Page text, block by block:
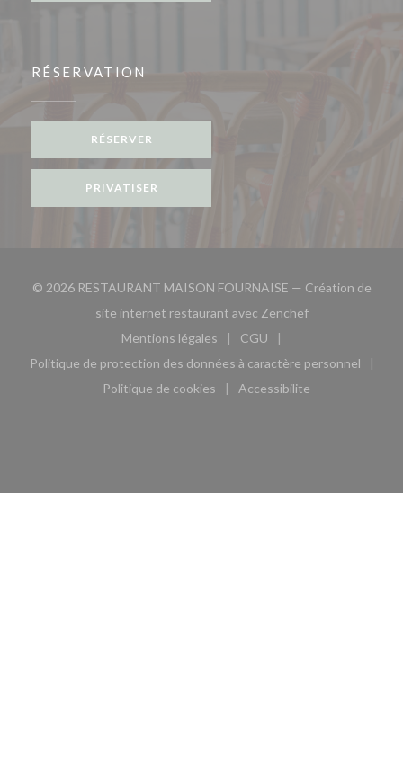
RÉSERVATION
RÉSERVER
PRIVATISER
© 2026 RESTAURANT MAISON FOURNAISE — Création de
site internet restaurant avec Zenchef((ouvre une
Mentions légales
((ouvre une nouvelle fenêtre))
CGU
((ouvre une nouvelle
Politique de protection des données à caractère personnel
((ouvre une nouvelle fenêtre))
Politique de cookies
((ouvre une nouvelle fenêtre))
Accessibilite